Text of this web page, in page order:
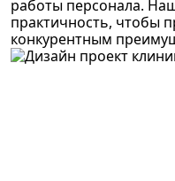
работы персонала.
практичность, чтобы
конкурентным